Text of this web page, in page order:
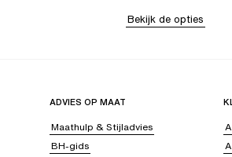
Bekijk de opties
ADVIES OP MAAT
Maathulp & Stijladvies
BH-gids